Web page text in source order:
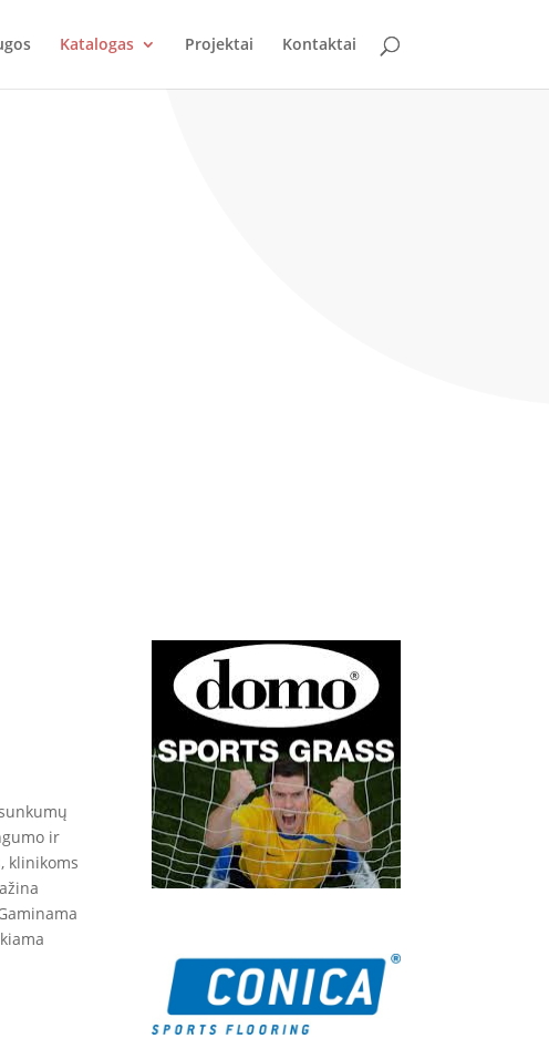
Katalogas Projektai Kontaktai
ir
klinikoms